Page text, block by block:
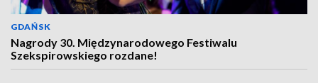
GDAŃSK
Nagrody 30. Międzynarodowego Festiwalu
Szekspirowskiego rozdane!